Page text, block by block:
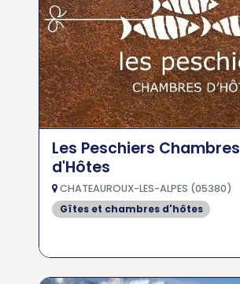
Les Peschiers Chambres
d'Hôtes
CHATEAUROUX-LES-ALPES (05380)
Gîtes et chambres d'hôtes